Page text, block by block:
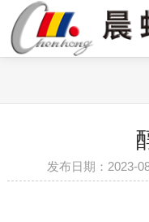
发布日期：2023-